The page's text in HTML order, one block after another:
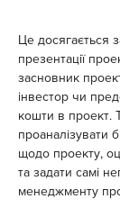
Це досягається
презентації
засновник
інвестор чи
кошти в проект.
проаналізувати
щодо проекту,
та задати самі
менеджменту